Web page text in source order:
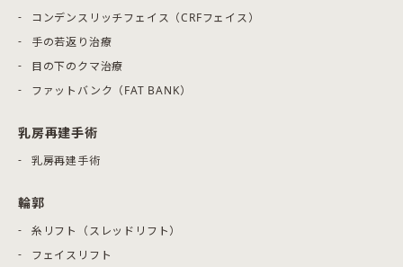
コンデンスリッチフェイス（CRFフェイス）
手の若返り治療
目の下のクマ治療
ファットバンク（FAT BANK）
乳房再建手術
乳房再建手術
輪郭
糸リフト（スレッドリフト）
フェイスリフト